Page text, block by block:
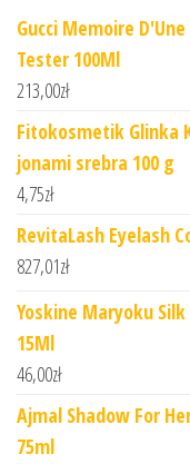
Gucci Memoire
Tester 100Ml
213,00zł
Fitokosmetik Glinka
jonami srebra 100 g
4,75zł
RevitaLash Eyelash
827,01zł
Yoskine Maryoku
15Ml
46,00zł
Ajmal Shadow For
75ml